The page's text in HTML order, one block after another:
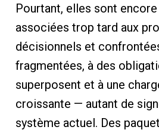
Pourtant, elles sont
associées trop tard aux
décisionnels et
fragmentées, à des
superposent et à une
croissante — autant de
système actuel. Des